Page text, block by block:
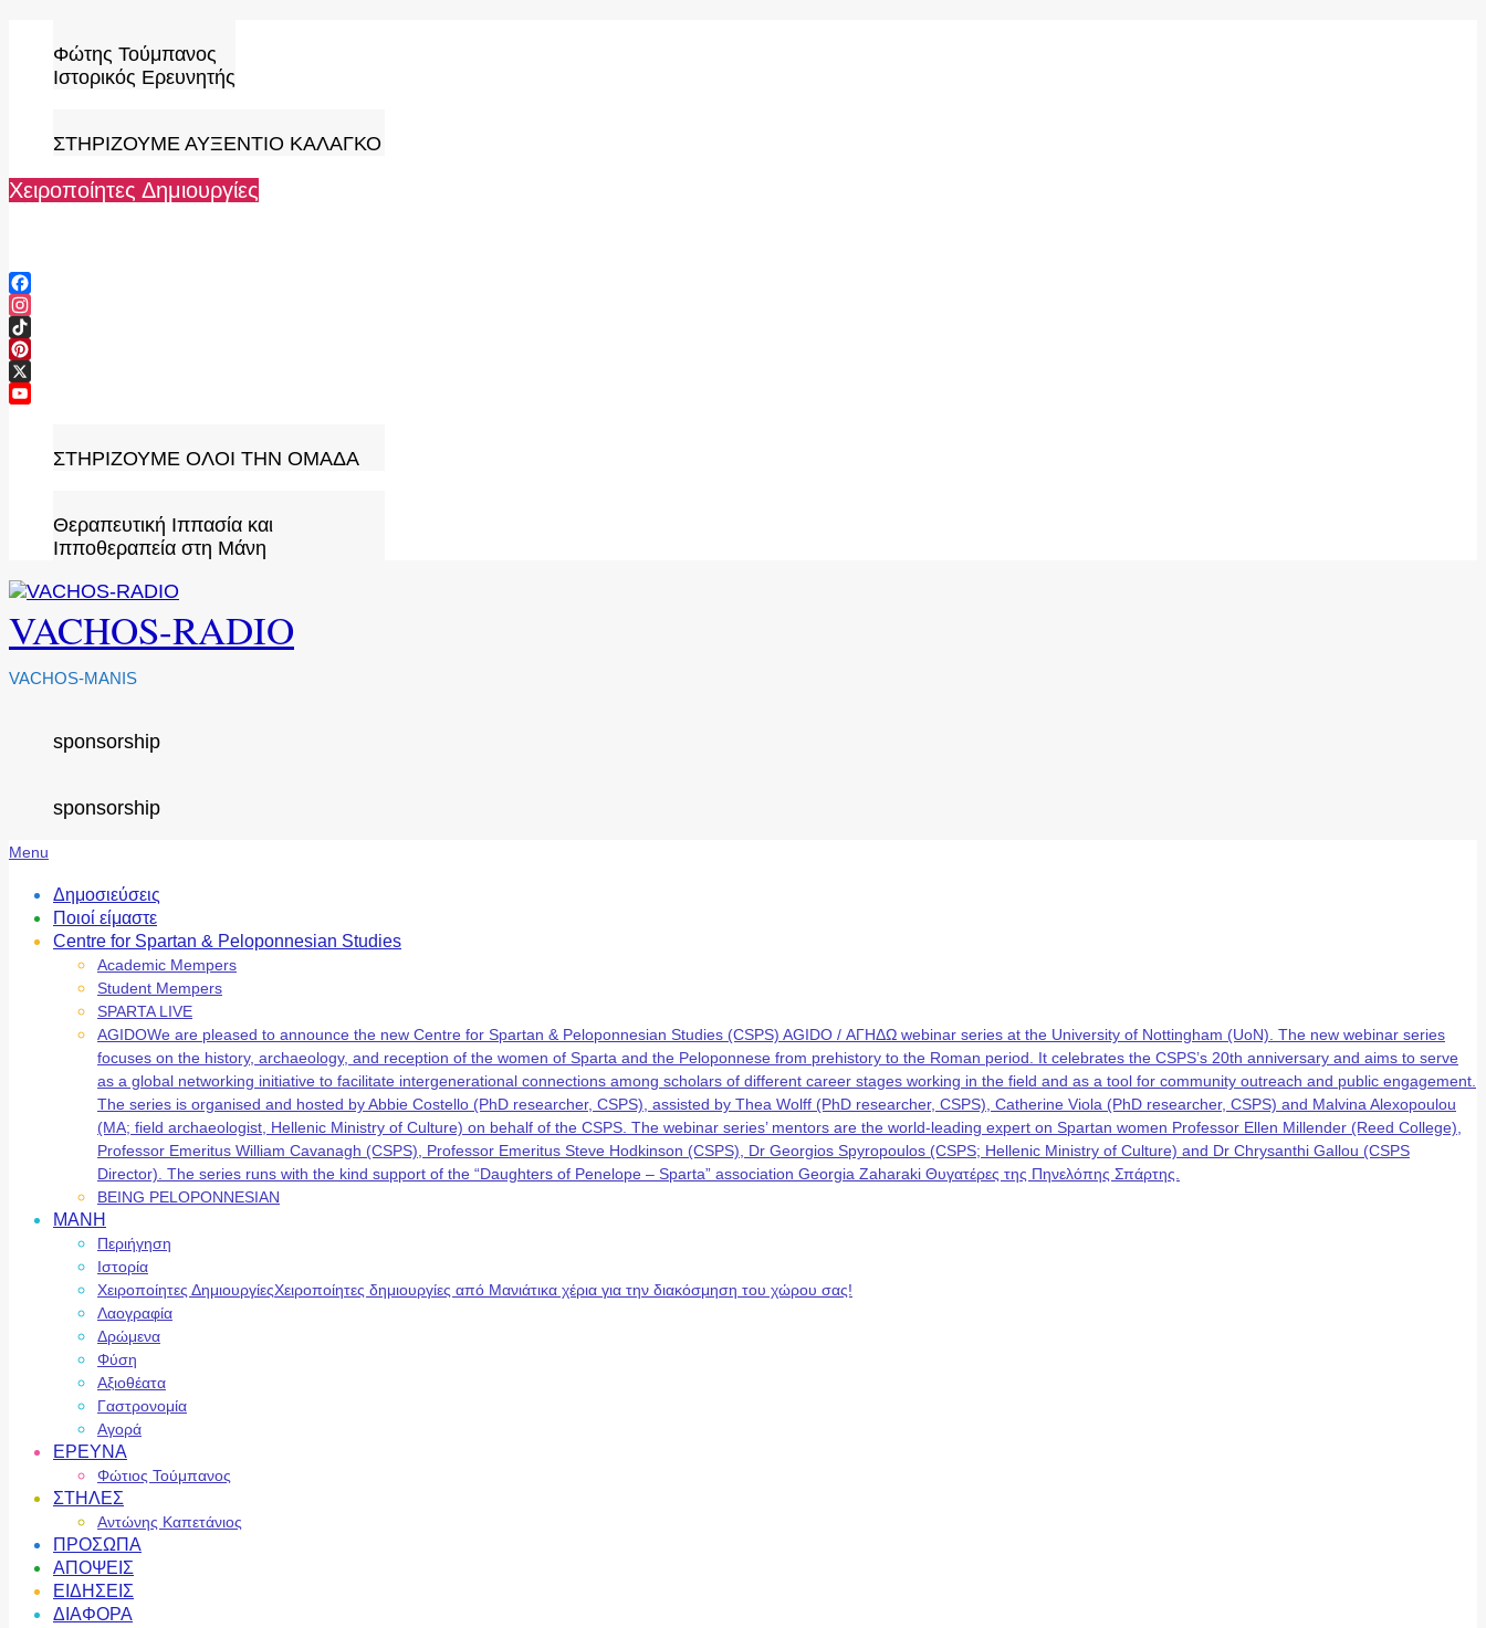
content
Φώτης Τούμπανος
Ιστορικός Ερευνητής
ΣΤΗΡΙΖΟΥΜΕ ΑΥΞΕΝΤΙΟ ΚΑΛΑΓΚΟ
Χειροποίητες Δημιουργίες
Facebook
Instagram
TikTok
Pinterest
X
ΣΤΗΡΙΖΟΥΜΕ ΟΛΟΙ ΤΗΝ ΟΜΑΔΑ
Θεραπευτική Ιππασία και
Ιπποθεραπεία στη Μάνη
VACHOS-RADIO
VACHOS-MANIS
sponsorship
sponsorship
Secondary
Menu
Menu
Δημοσιεύσεις
Ποιοί είμαστε
Centre for Spartan & Peloponnesian Studies
Academic Mempers
Student Mempers
SPARTA LIVE
AGIDOWe are pleased to announce the new Centre for Spartan & Peloponnesian Studies (CSPS) AGIDO / ΑΓΗΔΩ webinar series at the University of Nottingham (UoN). The new webinar series
focuses on the history, archaeology, and reception of the women of Sparta and the Peloponnese from prehistory to the Roman period. It celebrates the CSPS’s 20th anniversary and aims to serve
as a global networking initiative to facilitate intergenerational connections among scholars of different career stages working in the field and as a tool for community outreach and public engagement.
The series is organised and hosted by Abbie Costello (PhD researcher, CSPS), assisted by Thea Wolff (PhD researcher, CSPS), Catherine Viola (PhD researcher, CSPS) and Malvina Alexopoulou
(MA; field archaeologist, Hellenic Ministry of Culture) on behalf of the CSPS. The webinar series’ mentors are the world-leading expert on Spartan women Professor Ellen Millender (Reed College),
Professor Emeritus William Cavanagh (CSPS), Professor Emeritus Steve Hodkinson (CSPS), Dr Georgios Spyropoulos (CSPS; Hellenic Ministry of Culture) and Dr Chrysanthi Gallou (CSPS
Director). The series runs with the kind support of the “Daughters of Penelope – Sparta” association Georgia Zaharaki Θυγατέρες της Πηνελόπης Σπάρτης.
BEING PELOPONNESIAN
ΜΑΝΗ
Περιήγηση
Ιστορία
Χειροποίητες ΔημιουργίεςΧειροποίητες δημιουργίες από Μανιάτικα χέρια για την διακόσμηση του χώρου σας!
Λαογραφία
Δρώμενα
Φύση
Αξιοθέατα
Γαστρονομία
Αγορά
ΕΡΕΥΝΑ
Φώτιος Τούμπανος
ΣΤΗΛΕΣ
Αντώνης Καπετάνιος
ΠΡΟΣΩΠΑ
ΑΠΟΨΕΙΣ
ΕΙΔΗΣΕΙΣ
ΔΙΑΦΟΡΑ